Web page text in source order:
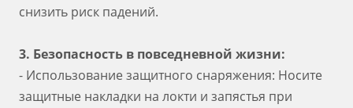
снизить риск падений.
3. Безопасность в повседневной жизни:
- Использование защитного снаряжения: Носите
защитные накладки на локти и запястья при